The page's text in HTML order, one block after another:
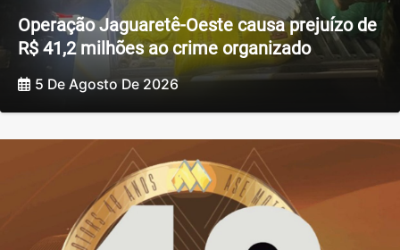
Operação Jaguaretê-Oeste causa prejuízo de
R$ 41,2 milhões ao crime organizado
5 De Agosto De 2026